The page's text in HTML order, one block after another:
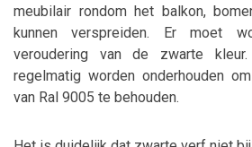
meubilair rondom het balkon,
kunnen verspreiden. Er moet
veroudering van de zwarte
regelmatig worden onderhouden
van Ral 9005 te behouden.